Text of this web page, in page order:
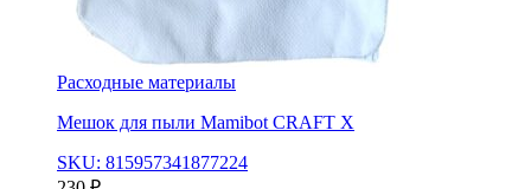
Расходные материалы
Мешок для пыли Mamibot CRAFT X
SKU: 815957341877224